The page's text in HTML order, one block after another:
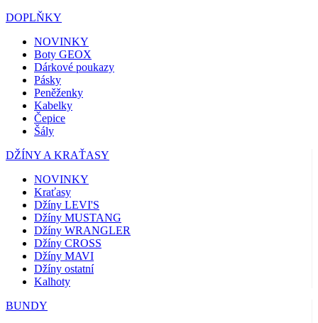
DOPLŇKY
NOVINKY
Boty GEOX
Dárkové poukazy
Pásky
Peněženky
Kabelky
Čepice
Šály
DŽÍNY A KRAŤASY
NOVINKY
Kraťasy
Džíny LEVI'S
Džíny MUSTANG
Džíny WRANGLER
Džíny CROSS
Džíny MAVI
Džíny ostatní
Kalhoty
BUNDY